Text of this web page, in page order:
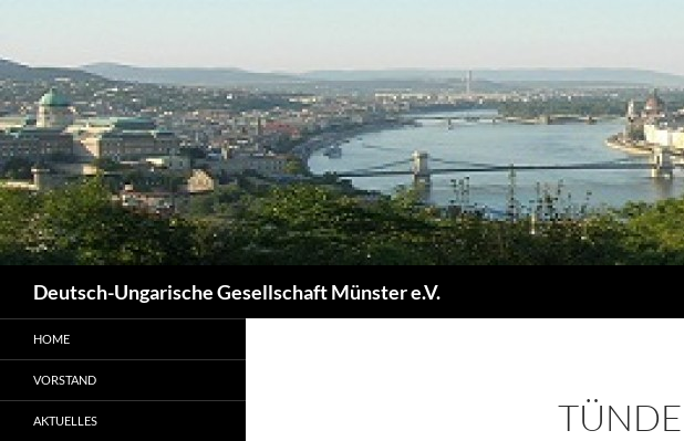
springen
Deutsch-Ungarische Gesellschaft Münster e.V.
TÜNDE
HOME
VORSTAND
AKTUELLES